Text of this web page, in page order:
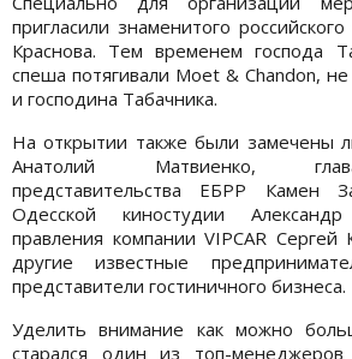
пригласили знаменитого
Краснова. Тем временем господа
спеша потягивали Moet & Chandon,
и господина Табачника.
На открытии также были замечены
Анатолий Матвиенко,
представительства ЕБРР Камен
Одесской киностудии
правления компании VIPCAR
другие известные
представители гостиничного бизнеса.
Уделить внимание как можно
старался один из топ-менеджеров